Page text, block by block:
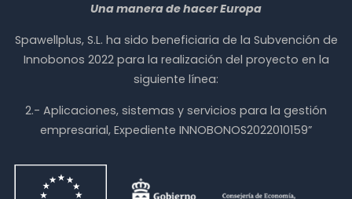
Una manera de hacer Europa
Spawellplus, S.L. ha sido beneficiaria de la Subvención de
Innobonos 2022 para la realización del proyecto en la
siguiente línea:
2.- Aplicaciones, sistemas y servicios para la gestión
empresarial, Expediente INNOBONOS2022010159”